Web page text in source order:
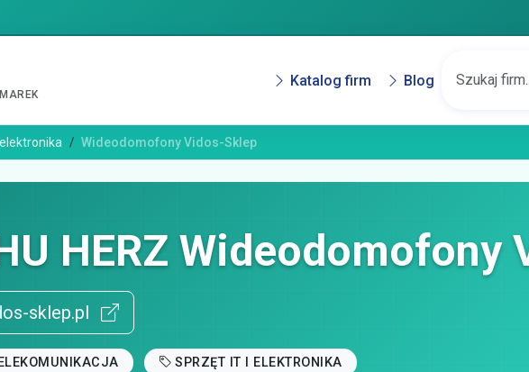
Katalog firm Blog
Wideodomofony Vidos-Sklep
HERZ Wideodomofony
sklep.pl
SPRZĘT IT I ELEKTRONIKA